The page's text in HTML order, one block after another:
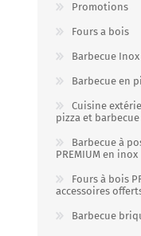
FOURS À
GAZ
Promotions
Fours a bois
Barbecue
Barbecue en
Cuisine
pizza et barbecue
Barbecue à
PREMIUM en inox
Fours à bois
accessoires
Barbecue